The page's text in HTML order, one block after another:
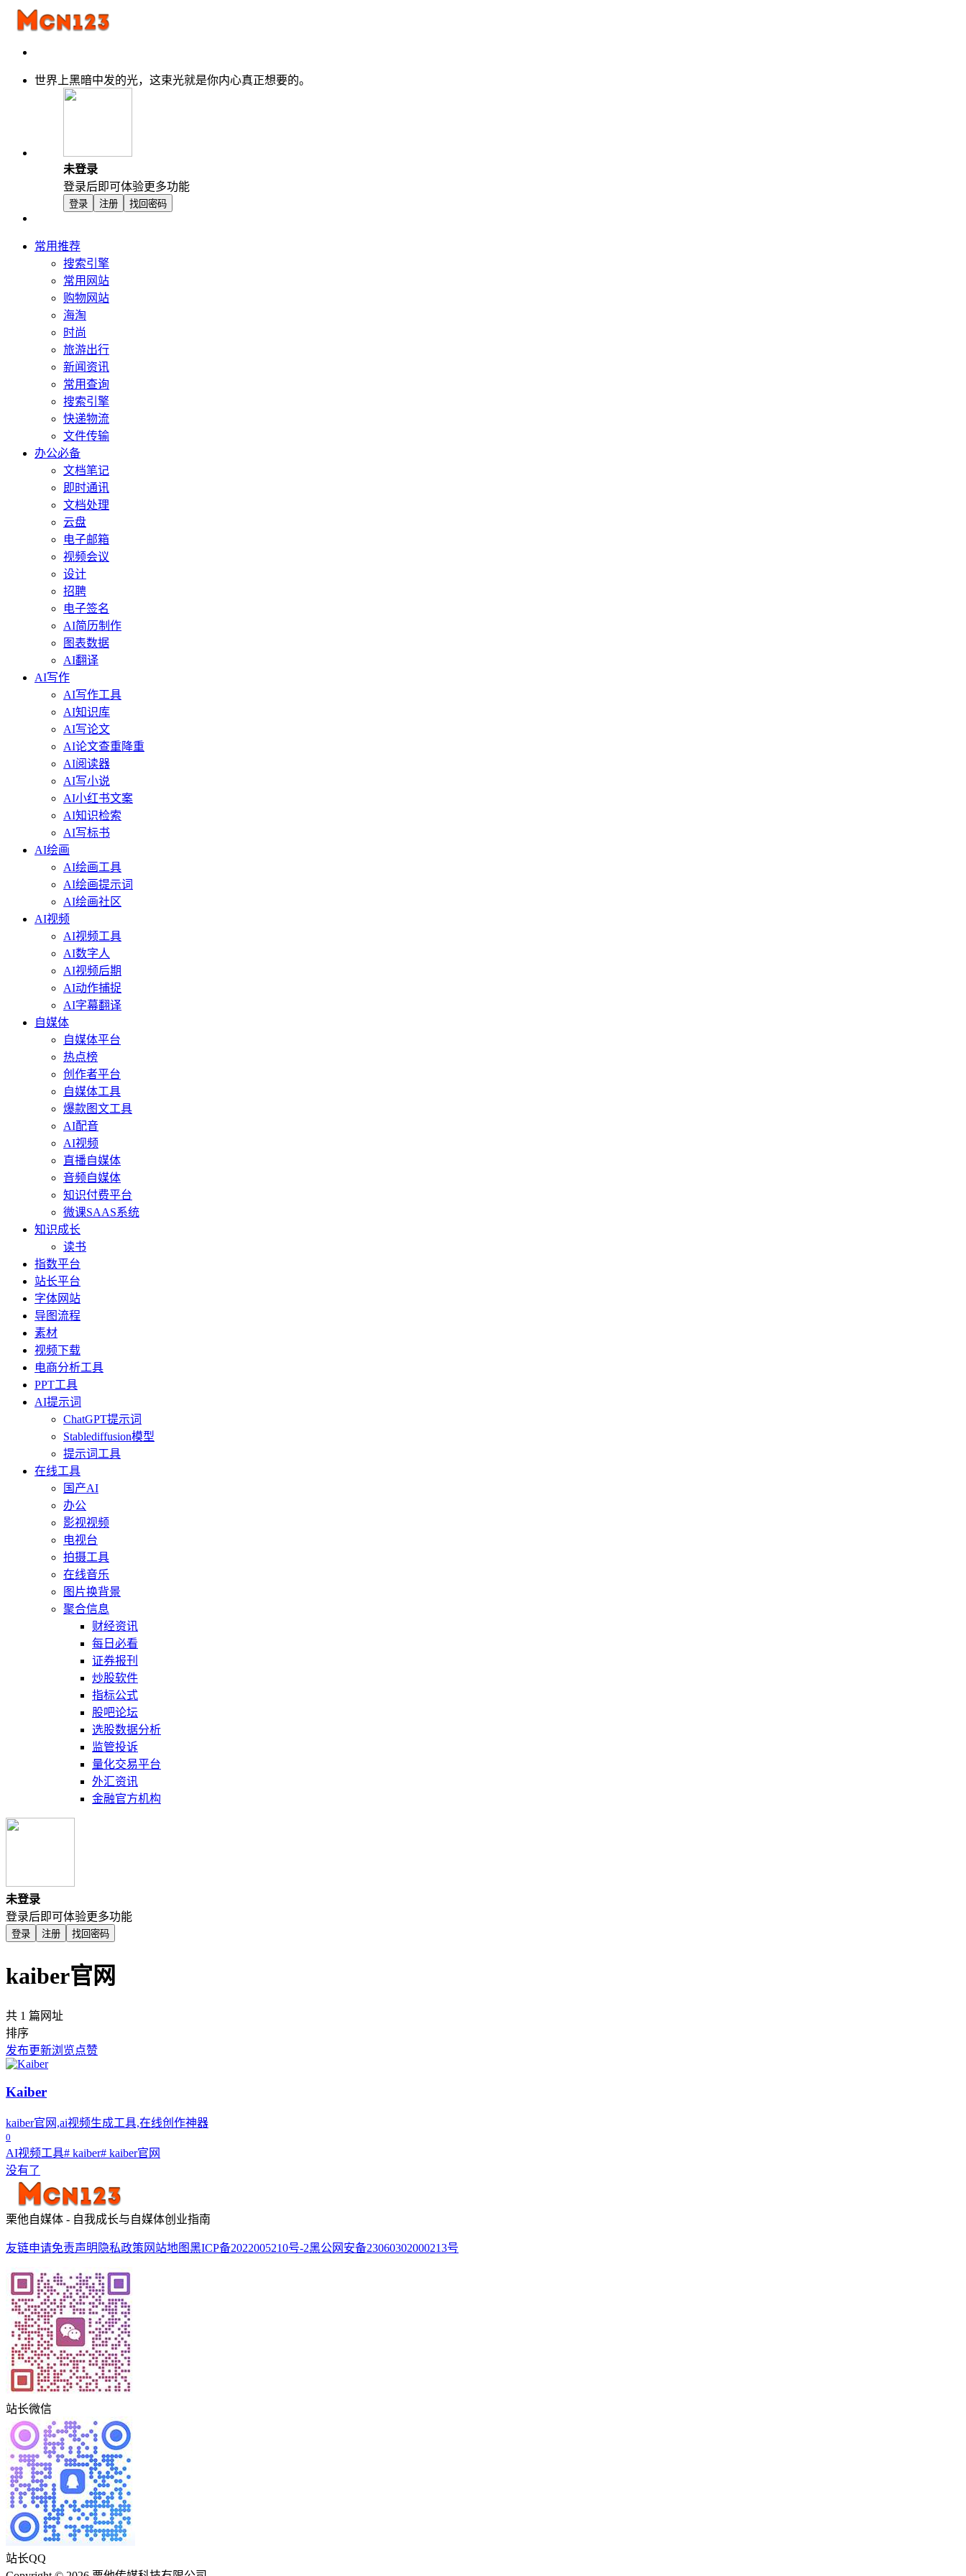
世界上黑暗中发的光，这束光就是你内心真正想要的。
未登录
登录后即可体验更多功能
登录 注册 找回密码
常用推荐
搜索引擎
常用网站
购物网站
海淘
时尚
旅游出行
新闻资讯
常用查询
搜索引擎
快递物流
文件传输
办公必备
文档笔记
即时通讯
文档处理
云盘
电子邮箱
视频会议
设计
招聘
电子签名
AI简历制作
图表数据
AI翻译
AI写作
AI写作工具
AI知识库
AI写论文
AI论文查重降重
AI阅读器
AI写小说
AI小红书文案
AI知识检索
AI写标书
AI绘画
AI绘画工具
AI绘画提示词
AI绘画社区
AI视频
AI视频工具
AI数字人
AI视频后期
AI动作捕捉
AI字幕翻译
自媒体
自媒体平台
热点榜
创作者平台
自媒体工具
爆款图文工具
AI配音
AI视频
直播自媒体
音频自媒体
知识付费平台
微课SAAS系统
知识成长
读书
指数平台
站长平台
字体网站
导图流程
素材
视频下载
电商分析工具
PPT工具
AI提示词
ChatGPT提示词
Stablediffusion模型
提示词工具
在线工具
国产AI
办公
影视视频
电视台
拍摄工具
在线音乐
图片换背景
聚合信息
财经资讯
每日必看
证券报刊
炒股软件
指标公式
股吧论坛
选股数据分析
监管投诉
量化交易平台
外汇资讯
金融官方机构
未登录
登录后即可体验更多功能
登录 注册 找回密码
kaiber官网
共 1 篇网址
排序
发布更新浏览点赞
Kaiber
kaiber官网,ai视频生成工具,在线创作神器
0
AI视频工具# kaiber# kaiber官网
没有了
栗他自媒体 - 自我成长与自媒体创业指南
友链申请免责声明 隐私政策 网站地图黑ICP备2022005210号-2黑公网安备23060302000213号
站长微信
站长QQ